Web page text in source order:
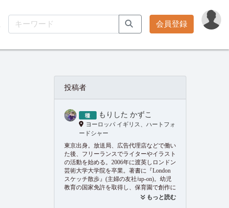
会員登録
投稿者
もりした かずこ
ヨーロッパ イギリス、ハートフォ
ードシャー
東京出身。放送局、広告代理店などで働い
た後、フリーランスでライターやイラスト
の活動を始める。2006年に渡英しロンドン
芸術大学大学院を卒業。著書に『London
スケッチ散歩』(主婦の友社/up-on)。幼児
教育の国家免許を取得し、保育園で創作に
力を入れた教育を模索している。もっと読む